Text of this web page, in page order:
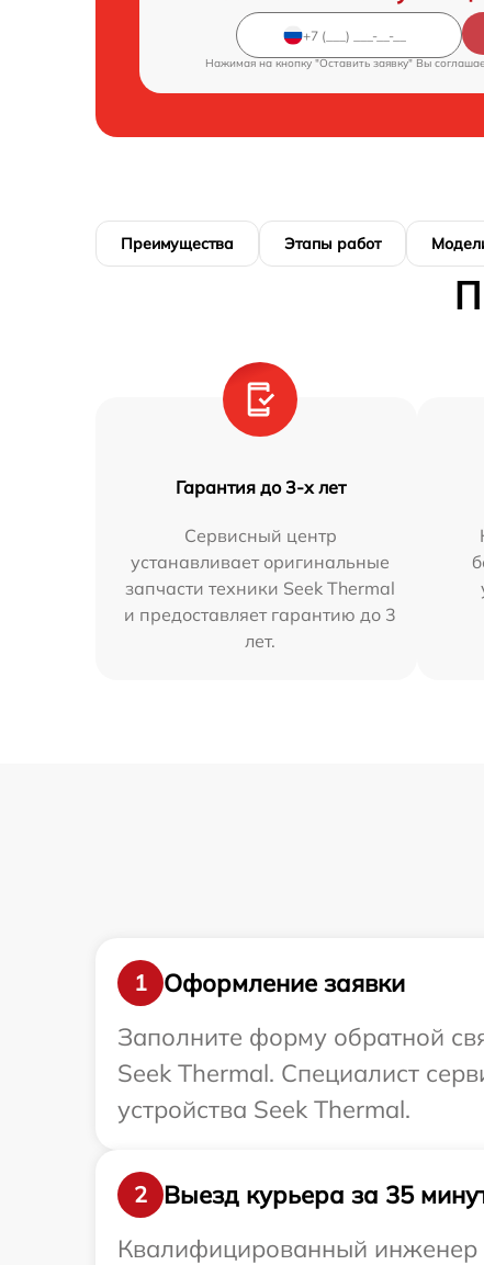
Нажимая на кнопку "Оставить заявку" Вы
Преимущества Этапы работ
Гарантия до 3-х лет
Сервисный центр
устанавливает оригинальные
запчасти техники Seek Thermal
и предоставляет гарантию до 3
лет.
1
Оформление заявки
Заполните форму обратной
Seek Thermal. Специалист
устройства Seek Thermal.
2
Выезд курьера за 35
Квалифицированный инженер